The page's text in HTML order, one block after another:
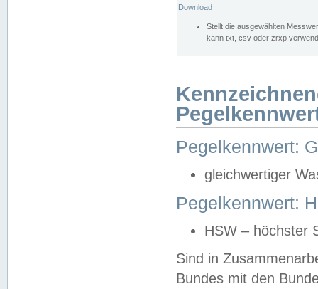
Download
Stellt die ausgewählten
kann txt, csv oder zrxp
Pegelkennwert:
gleichwertiger
Pegelkennwert:
HSW – höchster
Sind in
Bundes mit den